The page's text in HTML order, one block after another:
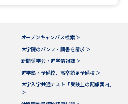
実施プログラムから探す
夢ナビライブ
オープンキャンパス検索 ＞
大学院のパンフ・願書を請求 ＞
新聞奨学会・進学情報誌 ＞
進学塾・予備校、高卒認定予備校 ＞
大学入学共通テスト「受験上の配慮案内」
＞